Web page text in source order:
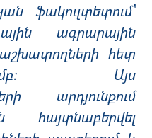
ֆակուլտետում՝
ագրարային
հետ
Այս
արդյունքում
հայտնաբերվել